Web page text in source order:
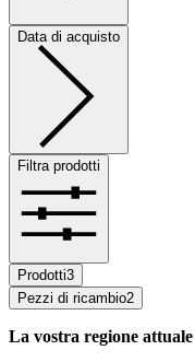
Data di acquisto
Filtra prodotti
Prodotti3
Pezzi di ricambio2
La vostra regione attuale